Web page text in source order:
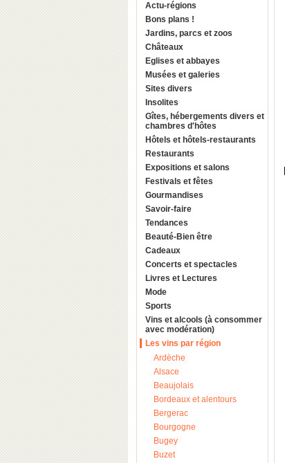
Actu-régions
Bons plans !
Jardins, parcs et zoos
Châteaux
Eglises et abbayes
Musées et galeries
Sites divers
Insolites
Gîtes, hébergements divers et
chambres d'hôtes
Hôtels et hôtels-restaurants
Restaurants
Expositions et salons
Festivals et fêtes
Gourmandises
Savoir-faire
Tendances
Beauté-Bien être
Cadeaux
Concerts et spectacles
Livres et Lectures
Mode
Sports
Vins et alcools (à consommer
avec modération)
Les vins par région
Ardèche
Alsace
Beaujolais
Bordeaux et alentours
Bergerac
Bourgogne
Bugey
Buzet